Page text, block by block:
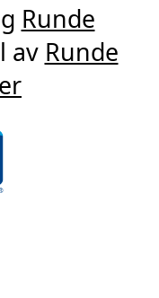
Runde
av Runde